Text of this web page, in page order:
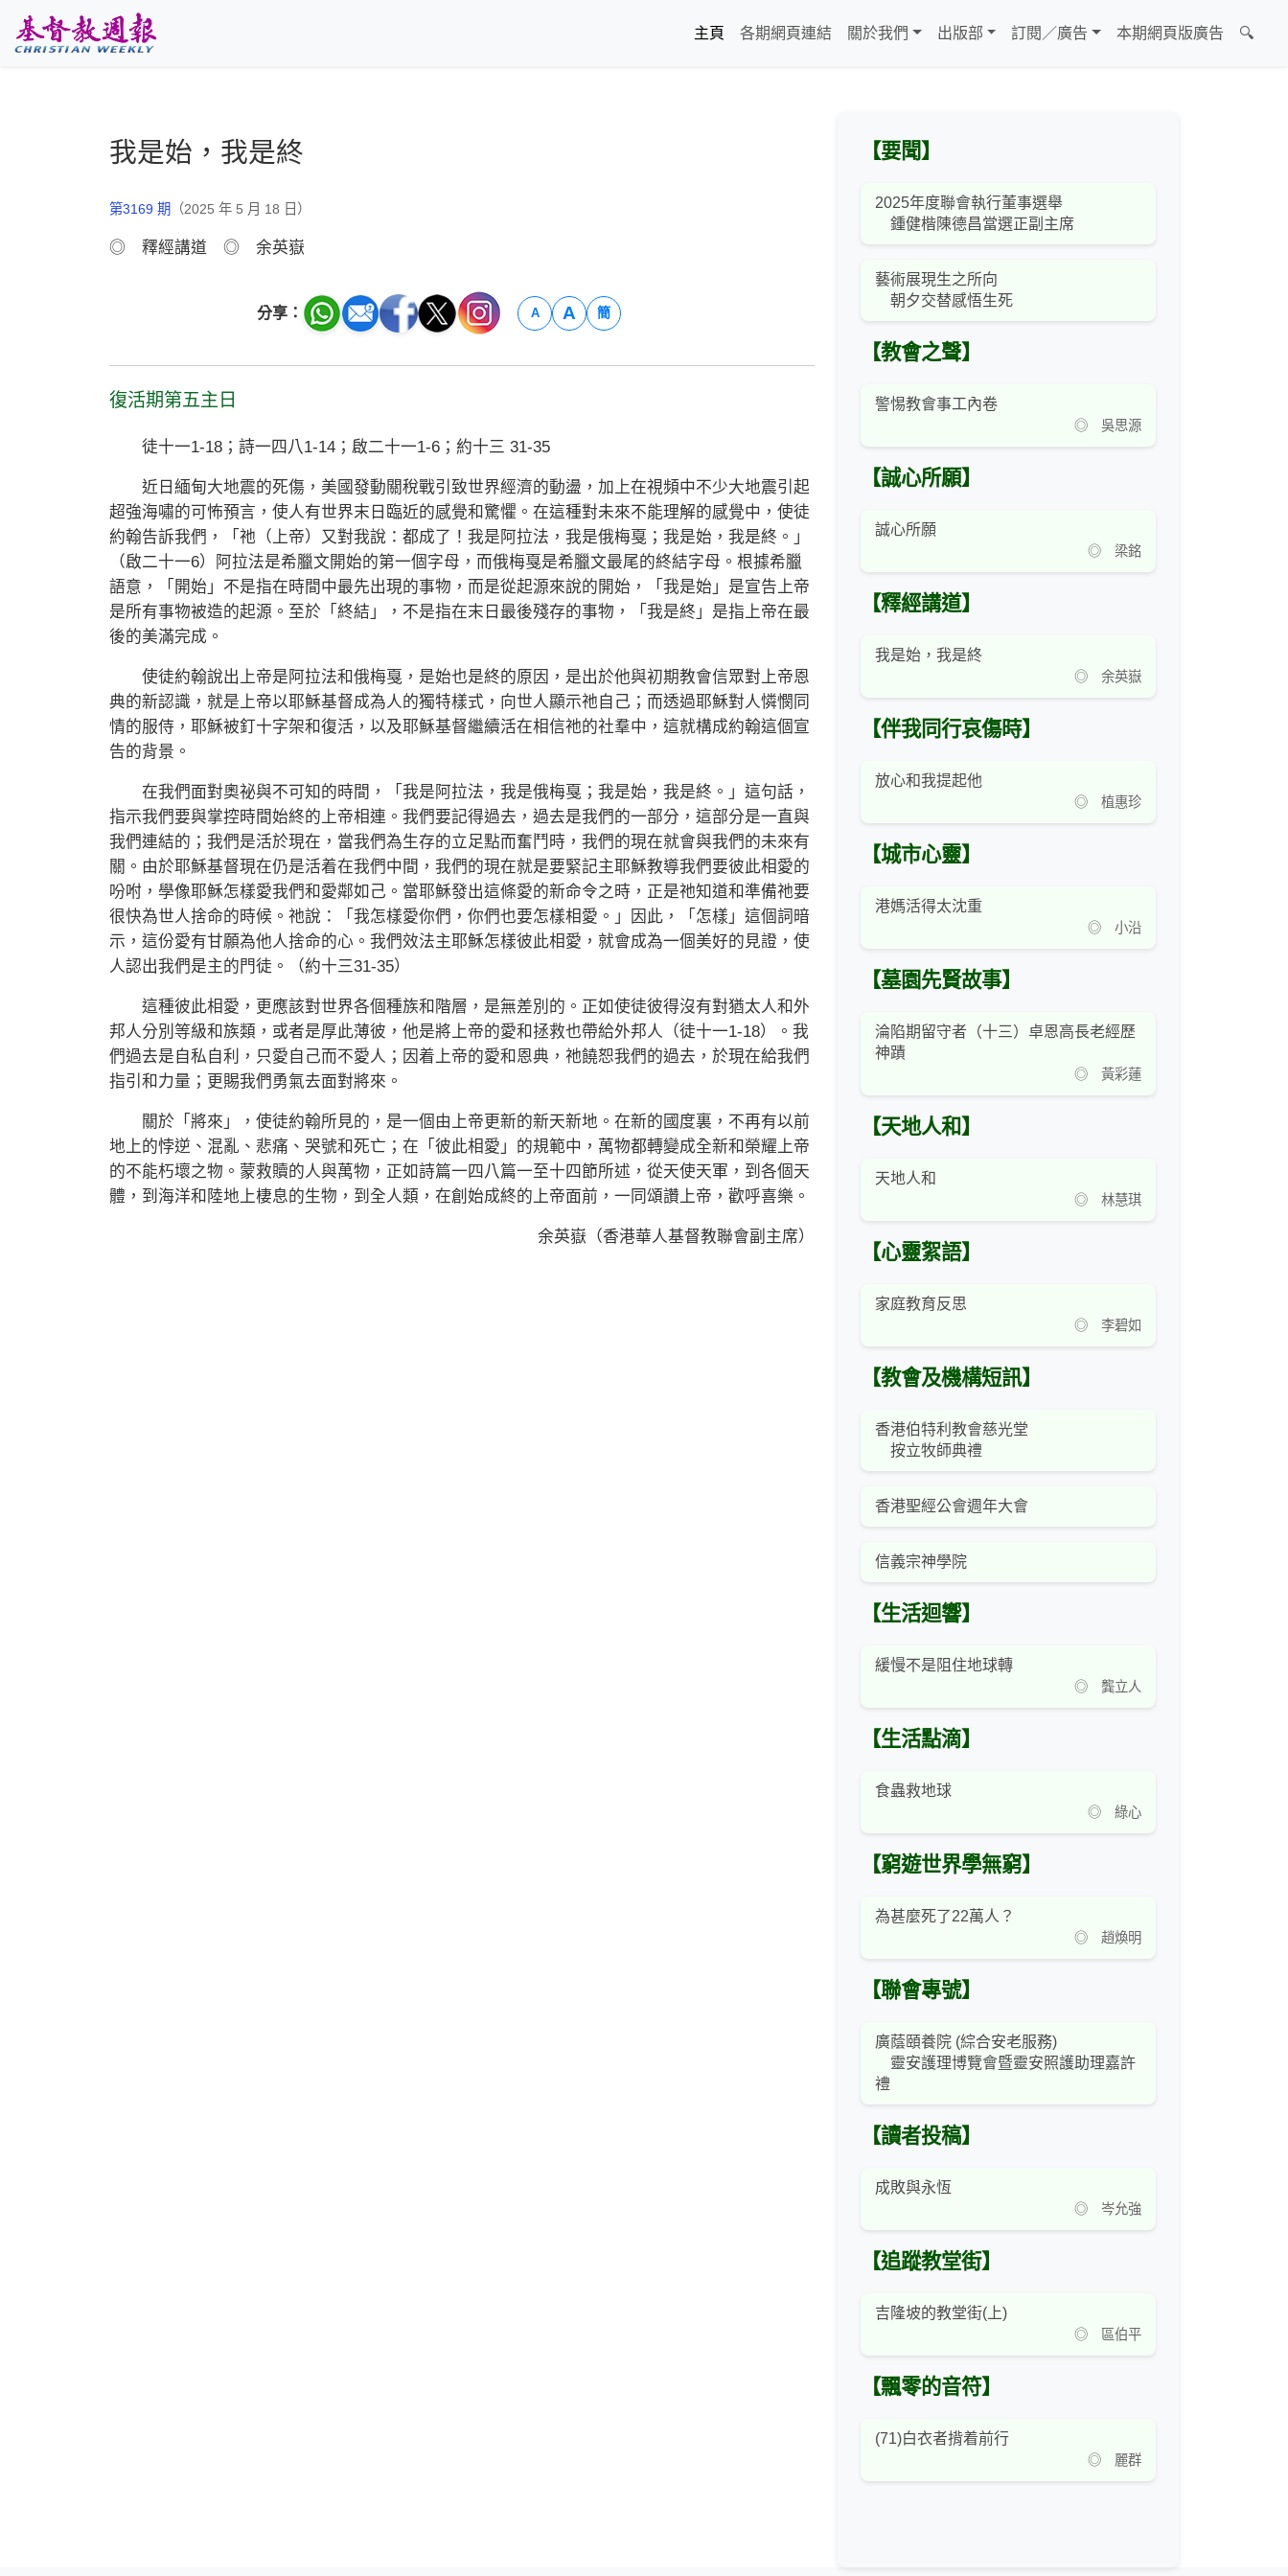
主頁
各期網頁連結 關於我們 出版部 訂閱／廣告 本期網頁版廣告 🔍
我是始，我是終
第3169 期 （2025 年 5 月 18 日）
◎ 釋經講道 ◎ 余英嶽
分享： A A 簡
復活期第五主日
徒十一1-18；詩一四八1-14；啟二十一1-6；約十三 31-35
近日緬甸大地震的死傷，美國發動關稅戰引致世界經濟的動盪，加上在視頻中不少大地震引起
超強海嘯的可怖預言，使人有世界末日臨近的感覺和驚懼。在這種對未來不能理解的感覺中，使徒
約翰告訴我們，「祂（上帝）又對我說：都成了！我是阿拉法，我是俄梅戛；我是始，我是終。」
（啟二十一6）阿拉法是希臘文開始的第一個字母，而俄梅戛是希臘文最尾的終結字母。根據希臘
語意，「開始」不是指在時間中最先出現的事物，而是從起源來說的開始，「我是始」是宣告上帝
是所有事物被造的起源。至於「終結」，不是指在末日最後殘存的事物，「我是終」是指上帝在最
後的美滿完成。
使徒約翰說出上帝是阿拉法和俄梅戛，是始也是終的原因，是出於他與初期教會信眾對上帝恩
典的新認識，就是上帝以耶穌基督成為人的獨特樣式，向世人顯示祂自己；而透過耶穌對人憐憫同
情的服侍，耶穌被釘十字架和復活，以及耶穌基督繼續活在相信祂的社羣中，這就構成約翰這個宣
告的背景。
在我們面對奧祕與不可知的時間，「我是阿拉法，我是俄梅戛；我是始，我是終。」這句話，
指示我們要與掌控時間始終的上帝相連。我們要記得過去，過去是我們的一部分，這部分是一直與
我們連結的；我們是活於現在，當我們為生存的立足點而奮鬥時，我們的現在就會與我們的未來有
關。由於耶穌基督現在仍是活着在我們中間，我們的現在就是要緊記主耶穌教導我們要彼此相愛的
吩咐，學像耶穌怎樣愛我們和愛鄰如己。當耶穌發出這條愛的新命令之時，正是祂知道和準備祂要
很快為世人捨命的時候。祂說：「我怎樣愛你們，你們也要怎樣相愛。」因此，「怎樣」這個詞暗
示，這份愛有甘願為他人捨命的心。我們效法主耶穌怎樣彼此相愛，就會成為一個美好的見證，使
人認出我們是主的門徒。（約十三31-35）
這種彼此相愛，更應該對世界各個種族和階層，是無差別的。正如使徒彼得沒有對猶太人和外
邦人分別等級和族類，或者是厚此薄彼，他是將上帝的愛和拯救也帶給外邦人（徒十一1-18）。我
們過去是自私自利，只愛自己而不愛人；因着上帝的愛和恩典，祂饒恕我們的過去，於現在給我們
指引和力量；更賜我們勇氣去面對將來。
關於「將來」，使徒約翰所見的，是一個由上帝更新的新天新地。在新的國度裏，不再有以前
地上的悖逆、混亂、悲痛、哭號和死亡；在「彼此相愛」的規範中，萬物都轉變成全新和榮耀上帝
的不能朽壞之物。蒙救贖的人與萬物，正如詩篇一四八篇一至十四節所述，從天使天軍，到各個天
體，到海洋和陸地上棲息的生物，到全人類，在創始成終的上帝面前，一同頌讚上帝，歡呼喜樂。
余英嶽（香港華人基督教聯會副主席）
【要聞】
2025年度聯會執行董事選舉
鍾健楷陳德昌當選正副主席
藝術展現生之所向
朝夕交替感悟生死
【教會之聲】
警惕教會事工內卷
◎ 吳思源
【誠心所願】
誠心所願
◎ 梁銘
【釋經講道】
我是始，我是終
◎ 余英嶽
【伴我同行哀傷時】
放心和我提起他
◎ 植惠珍
【城市心靈】
港媽活得太沈重
◎ 小沿
【墓園先賢故事】
淪陷期留守者（十三）卓恩高長老經歷
神蹟
◎ 黃彩蓮
【天地人和】
天地人和
◎ 林慧琪
【心靈絮語】
家庭教育反思
◎ 李碧如
【教會及機構短訊】
香港伯特利教會慈光堂
按立牧師典禮
香港聖經公會週年大會
信義宗神學院
【生活迴響】
緩慢不是阻住地球轉
◎ 龔立人
【生活點滴】
食蟲救地球
◎ 綠心
【窮遊世界學無窮】
為甚麼死了22萬人？
◎ 趙煥明
【聯會專號】
廣蔭頤養院 (綜合安老服務)
靈安護理博覽會暨靈安照護助理嘉許
禮
【讀者投稿】
成敗與永恆
◎ 岑允強
【追蹤教堂街】
吉隆坡的教堂街(上)
◎ 區伯平
【飄零的音符】
(71)白衣者揹着前行
◎ 麗群